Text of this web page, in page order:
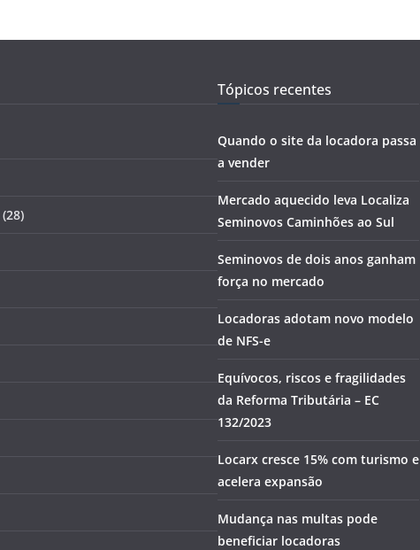
(28)
Tópicos recentes
Quando o site da locadora passa
a vender
Mercado aquecido leva Localiza
Seminovos Caminhões ao Sul
Seminovos de dois anos ganham
força no mercado
Locadoras adotam novo modelo
de NFS-e
Equívocos, riscos e fragilidades
da Reforma Tributária – EC
132/2023
Locarx cresce 15% com turismo e
acelera expansão
Mudança nas multas pode
beneficiar locadoras